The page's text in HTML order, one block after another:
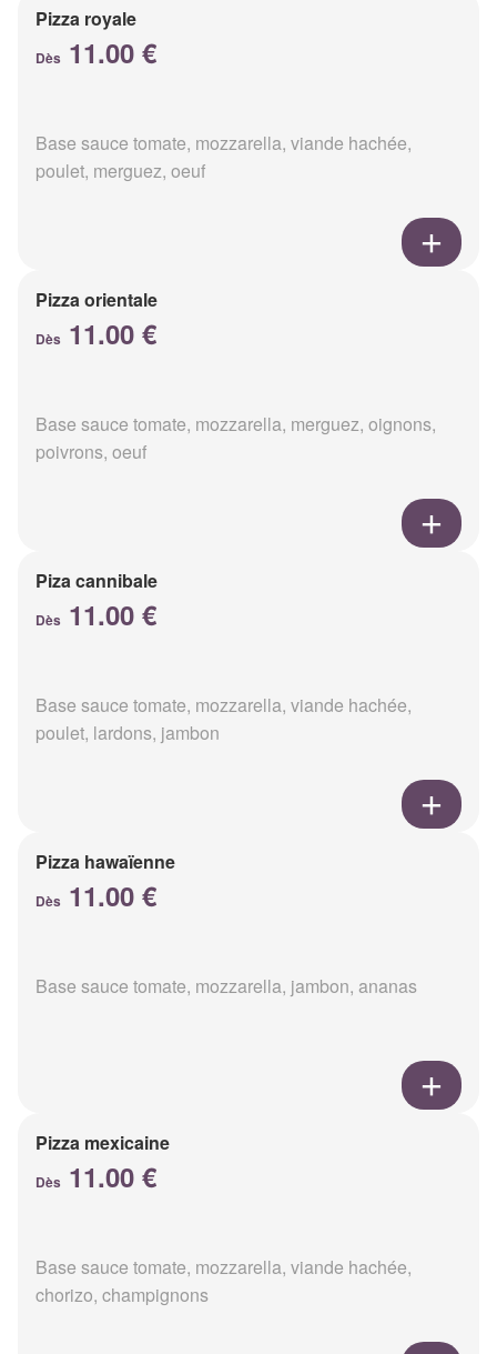
Pizza royale
Dès 11.00 €
Base sauce tomate, mozzarella, viande hachée,
poulet, merguez, oeuf
Pizza orientale
Dès 11.00 €
Base sauce tomate, mozzarella, merguez, oignons,
poivrons, oeuf
Piza cannibale
Dès 11.00 €
Base sauce tomate, mozzarella, viande hachée,
poulet, lardons, jambon
Pizza hawaïenne
Dès 11.00 €
Base sauce tomate, mozzarella, jambon, ananas
Pizza mexicaine
Dès 11.00 €
Base sauce tomate, mozzarella, viande hachée,
chorizo, champignons